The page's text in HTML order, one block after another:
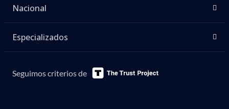
Nacional
Especializados
Seguimos criterios de